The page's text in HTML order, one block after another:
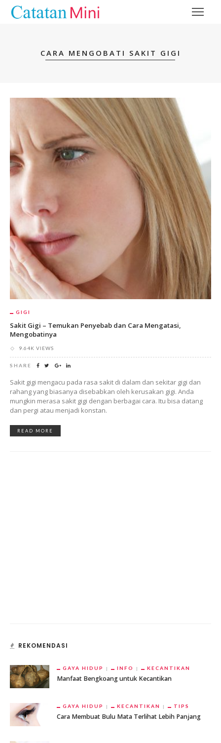
CARA MENGOBATI SAKIT GIGI
GIGI
Sakit Gigi – Temukan Penyebab dan Cara Mengatasi,
Mengobatinya
9.64K VIEWS
SHARE
Sakit gigi mengacu pada rasa sakit di dalam dan sekitar gigi dan
rahang yang biasanya disebabkan oleh kerusakan gigi. Anda
mungkin merasa sakit gigi dengan berbagai cara. Itu bisa datang
dan pergi atau menjadi konstan.
READ MORE
REKOMENDASI
GAYA HIDUP INFO KECANTIKAN
Manfaat Bengkoang untuk Kecantikan
GAYA HIDUP KECANTIKAN TIPS
Cara Membuat Bulu Mata Terlihat Lebih Panjang